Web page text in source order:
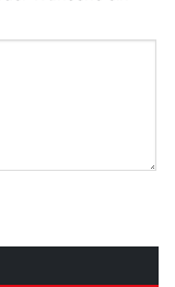
Menge